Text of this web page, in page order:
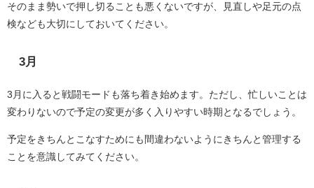
そのまま勢いで押し切ることも悪くないですが、見直しや足元の点
検なども大切にしておいてください。
3月
3月に入ると戦闘モードも落ち着き始めます。ただし、忙しいことは
変わりないので予定の変更が多く入りやすい時期となるでしょう。
予定をきちんとこなすためにも間違わないようにきちんと管理する
ことを意識してみてください。